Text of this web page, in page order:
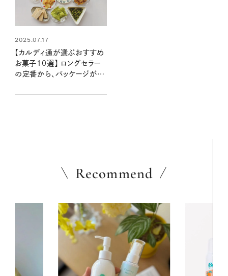
2025.07.17
【カルディ通が選ぶおすすめ
お菓子10選】 ロングセラー
の定番から、パッケージがか
通う、valoさんのお気に入り
Recommend